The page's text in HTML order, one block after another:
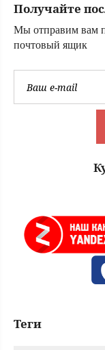
архитектурного
Получайте
Мы отправим вам
почтовый ящик
Теги